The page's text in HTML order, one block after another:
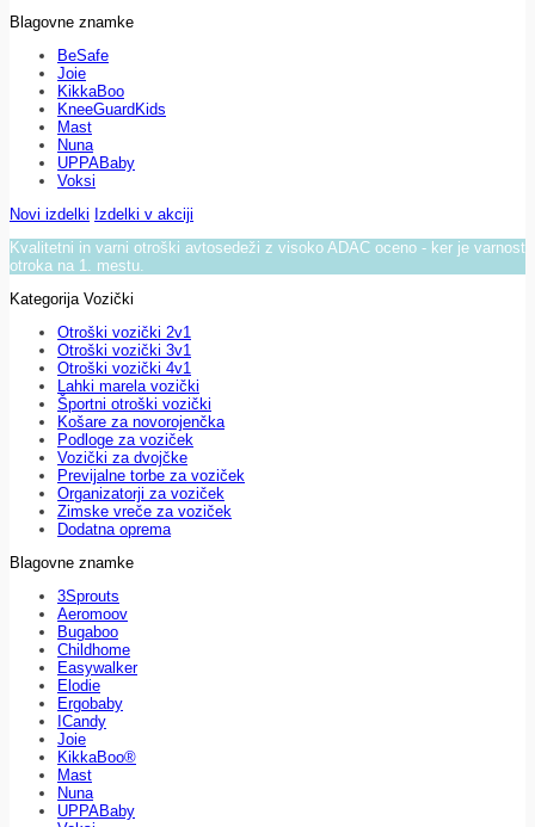
Blagovne znamke
BeSafe
Joie
KikkaBoo
KneeGuardKids
Mast
Nuna
UPPABaby
Voksi
Novi izdelki Izdelki v akciji
Kvalitetni in varni otroški avtosedeži z visoko ADAC oceno - ker je varnost
otroka na 1. mestu.
Kategorija Vozički
Otroški vozički 2v1
Otroški vozički 3v1
Otroški vozički 4v1
Lahki marela vozički
Športni otroški vozički
Košare za novorojenčka
Podloge za voziček
Vozički za dvojčke
Previjalne torbe za voziček
Organizatorji za voziček
Zimske vreče za voziček
Dodatna oprema
Blagovne znamke
3Sprouts
Aeromoov
Bugaboo
Childhome
Easywalker
Elodie
Ergobaby
ICandy
Joie
KikkaBoo®
Mast
Nuna
UPPABaby